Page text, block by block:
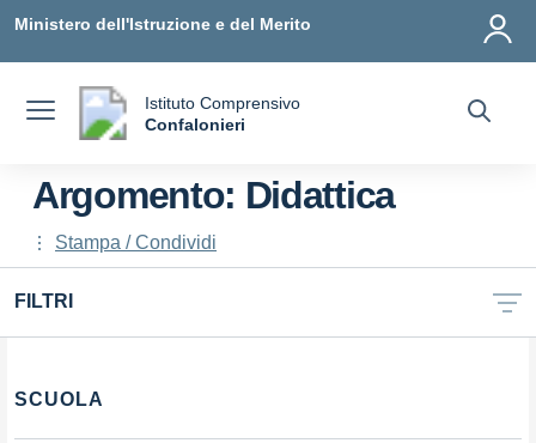
Ministero dell'Istruzione e del Merito
Istituto Comprensivo
Confalonieri
Argomento: Didattica
Stampa / Condividi
FILTRI
Filtri
SCUOLA